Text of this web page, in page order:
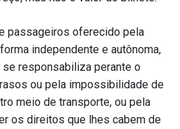
passageiros oferecido pela
independente e autônoma,
se responsabiliza perante o
ou pela impossibilidade de
meio de transporte, ou pela
os direitos que lhes cabem de